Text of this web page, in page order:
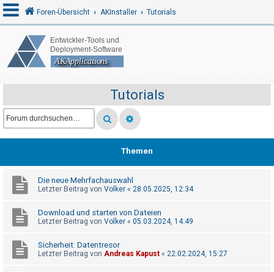
A
e
l
d
n
R
e
g
Foren-Übersicht AKInstaller Tutorials
Tutorials
Themen
Die neue Mehrfachauswahl
Letzter Beitrag von Volker « 28.05.2025, 12:34
Download und starten von Dateien
Letzter Beitrag von Volker « 05.03.2024, 14:49
Sicherheit: Datentresor
Letzter Beitrag von Andreas Kapust « 22.02.2024, 15:27